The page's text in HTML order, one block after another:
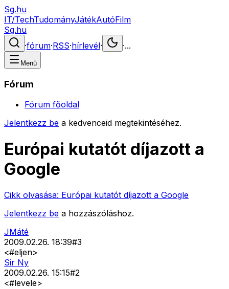
Sg.hu
IT/TechTudományJátékAutóFilm
Sg.hu
·fórum·RSS·hírlevél· ·...
Menü
Fórum
Fórum főoldal
Jelentkezz be a kedvenceid megtekintéséhez.
Európai kutatót díjazott a
Google
Cikk olvasása: Európai kutatót díjazott a Google
Jelentkezz be a hozzászóláshoz.
JMáté
2009.02.26. 18:39#3
<#eljen>
Sir Ny
2009.02.26. 15:15#2
<#levele>